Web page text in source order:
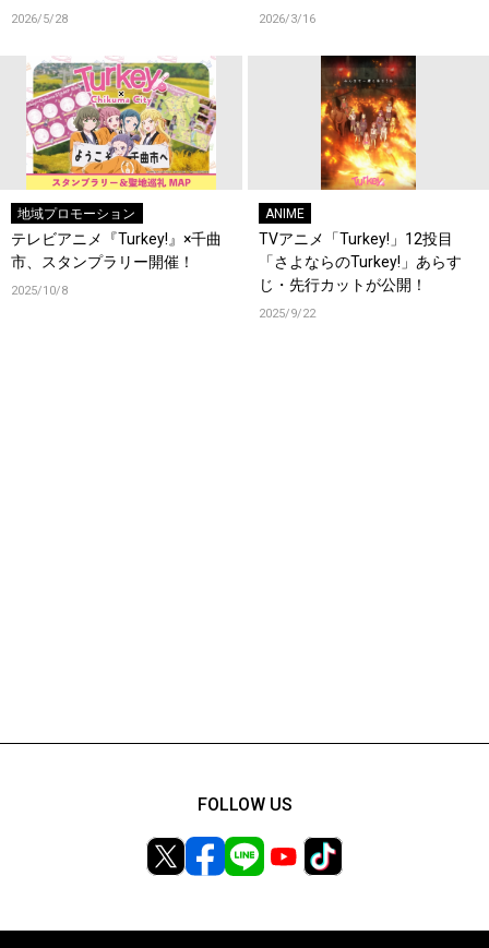
2026/5/28 2026/3/16
地域プロモーション
テレビアニメ『Turkey!』×千曲
市、スタンプラリー開催！
2025/10/8
ANIME
TVアニメ「Turkey!」12投目
「さよならのTurkey!」あらす
じ・先行カットが公開！
2025/9/22
FOLLOW US